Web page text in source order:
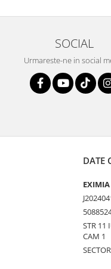
SOCIAL
Urmareste-ne in social
DATE
STR 11
CAM 1